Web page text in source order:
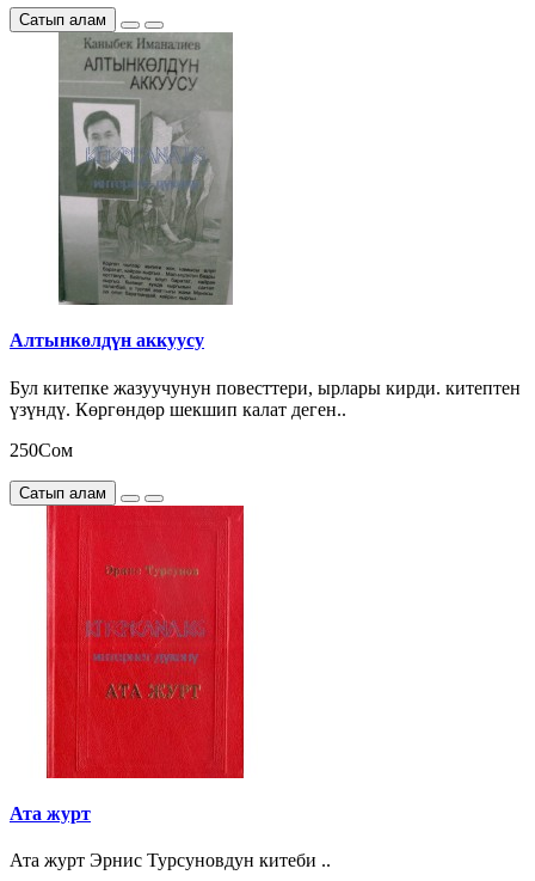
Сатып алам
Алтынкөлдүн аккуусу
Бул китепке жазуучунун повесттери, ырлары кирди. китептен
үзүндү. Көргөндөр шекшип калат деген..
250Сом
Сатып алам
Ата журт
Ата журт Эрнис Турсуновдун китеби ..